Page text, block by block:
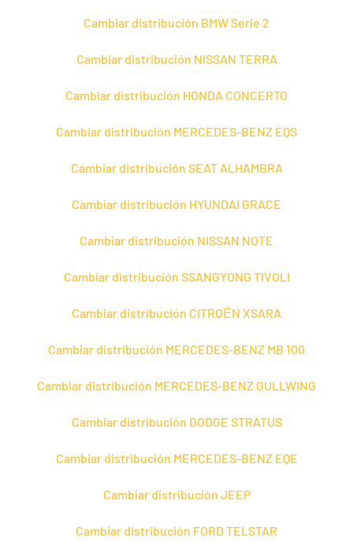
Cambiar distribución BMW Serie 2
Cambiar distribución NISSAN TERRA
Cambiar distribución HONDA CONCERTO
Cambiar distribución MERCEDES-BENZ EQS
Cambiar distribución SEAT ALHAMBRA
Cambiar distribución HYUNDAI GRACE
Cambiar distribución NISSAN NOTE
Cambiar distribución SSANGYONG TIVOLI
Cambiar distribución CITROЁN XSARA
Cambiar distribución MERCEDES-BENZ MB 100
Cambiar distribución MERCEDES-BENZ GULLWING
Cambiar distribución DODGE STRATUS
Cambiar distribución MERCEDES-BENZ EQE
Cambiar distribución JEEP
Cambiar distribución FORD TELSTAR